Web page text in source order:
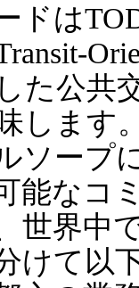
ドは
た公共
します
ソープ
能なコ
世界中
けて以